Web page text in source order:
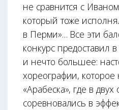
не сравнится с
который тоже
в Перми»… Все эти
конкурс предоставил
и нечто большее:
хореографии, которое
«Арабеска», где в
соревновались в